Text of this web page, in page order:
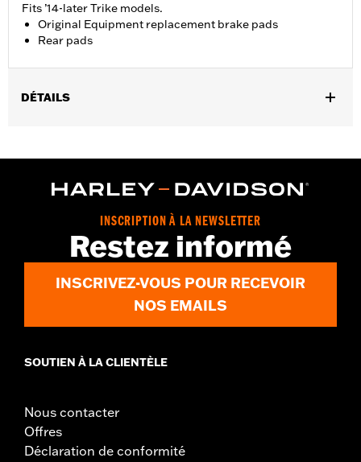
Fits ’14-later Trike models.
Original Equipment replacement brake pads
Rear pads
DÉTAILS
INSCRIPTION À LA NEWSLETTER
Restez informé
INSCRIVEZ-VOUS POUR RECEVOIR
NOS EMAILS
SOUTIEN À LA CLIENTÈLE
Nous contacter
Offres
Déclaration de conformité